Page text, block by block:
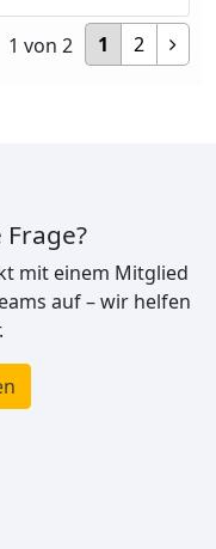
1 2
1 von 2
Frage?
mit einem Mitglied
auf – wir helfen